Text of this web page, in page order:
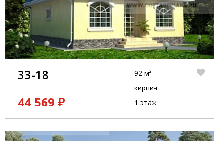
33-18
44 569 ₽
92 м²
кирпич
1 этаж